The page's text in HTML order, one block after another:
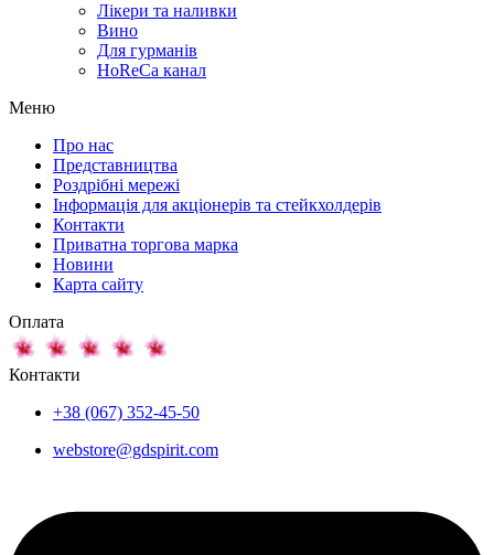
Лікери та наливки
Вино
Для гурманів
HoReCa канал
Меню
Про нас
Представництва
Роздрібні мережі
Інформація для акціонерів та стейкхолдерів
Контакти
Приватна торгова марка
Новини
Карта сайту
Оплата
Контакти
+38 (067) 352-45-50
webstore@gdspirit.com